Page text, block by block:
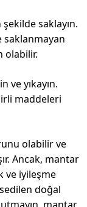
saklayın.
saklanmayan
olabilir.
ve yıkayın.
maddeleri
olabilir ve
Ancak, mantar
ve iyileşme
doğal